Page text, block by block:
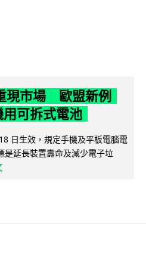
現市場 歐盟新例
可拆式電池
日生效，規定手機及平板電腦電
是延長裝置壽命及減少電子垃